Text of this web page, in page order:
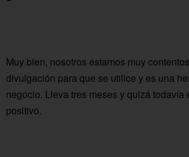
Muy bien, nosotros estamos muy
divulgación para que se utilice y es una
negocio. Lleva tres meses y quizá todavía
positivo.